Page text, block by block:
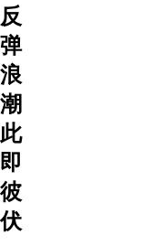
反
弹
浪
潮
此
即
彼
伏